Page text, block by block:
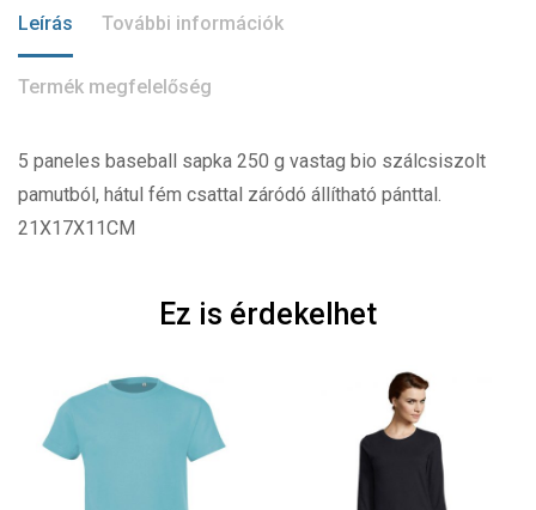
Leírás További információk
Termék megfelelőség
5 paneles baseball sapka 250 g vastag bio szálcsiszolt
pamutból, hátul fém csattal záródó állítható pánttal.
21X17X11CM
Ez is érdekelhet